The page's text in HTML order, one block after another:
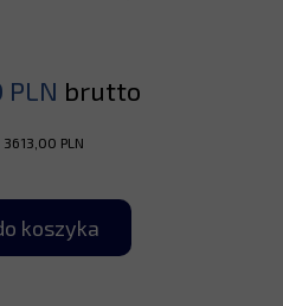
koszyka
PLN brutto
3613,00 PLN